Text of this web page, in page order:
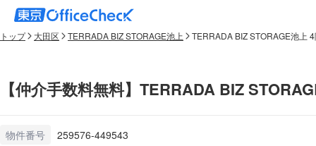
トップ 大田区 TERRADA BIZ STORAGE池上 TERRADA BIZ STORAGE池上
【仲介手数料無料】TERRADA BIZ
物件番号 259576-449543